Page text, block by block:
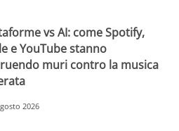
vs AI: come Spotify,
e YouTube stanno
muri contro la musica
2026